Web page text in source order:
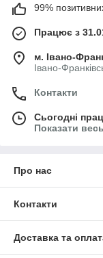
99%
Працює з
м. Івано-
Івано-
Контакти
Сьогодні
Показати
Про нас
Контакти
Доставка та